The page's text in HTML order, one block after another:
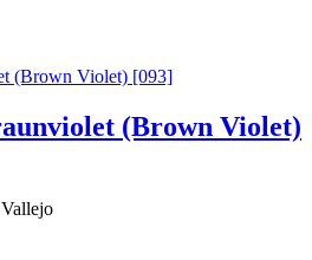
(Brown Violet)